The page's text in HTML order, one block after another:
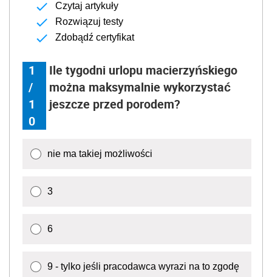
Czytaj artykuły
Rozwiązuj testy
Zdobądź certyfikat
1
/
1
0
Ile tygodni urlopu macierzyńskiego
można maksymalnie wykorzystać
jeszcze przed porodem?
nie ma takiej możliwości
3
6
9 - tylko jeśli pracodawca wyrazi na to zgodę